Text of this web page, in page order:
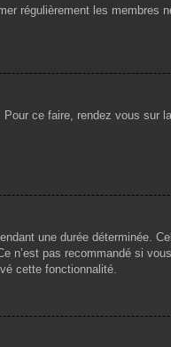
régulièrement les
ce faire, rendez vous sur
une durée déterminée.
n’est pas recommandé si
cette fonctionnalité.